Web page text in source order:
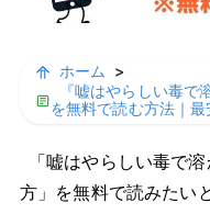
ホーム
>
『嘘はやらしい毒で
を無料で読む方法｜
「嘘はやらしい毒で
方」を無料で読みたい